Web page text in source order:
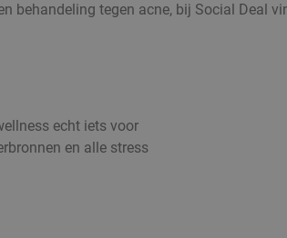
behandeling tegen acne, bij Social Deal
echt iets voor
en alle stress